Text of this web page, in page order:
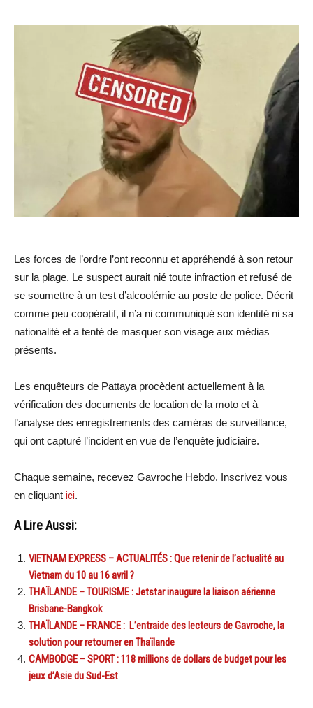
Les forces de l’ordre l’ont reconnu et appréhendé à son retour
sur la plage. Le suspect aurait nié toute infraction et refusé de
se soumettre à un test d’alcoolémie au poste de police. Décrit
comme peu coopératif, il n’a ni communiqué son identité ni sa
nationalité et a tenté de masquer son visage aux médias
présents.
Les enquêteurs de Pattaya procèdent actuellement à la
vérification des documents de location de la moto et à
l’analyse des enregistrements des caméras de surveillance,
qui ont capturé l’incident en vue de l’enquête judiciaire.
Chaque semaine, recevez Gavroche Hebdo. Inscrivez vous
en cliquant ici.
A Lire Aussi:
VIETNAM EXPRESS – ACTUALITÉS : Que retenir de l’actualité au
Vietnam du 10 au 16 avril ?
THAÏLANDE – TOURISME : Jetstar inaugure la liaison aérienne
Brisbane-Bangkok
THAÏLANDE – FRANCE : L’entraide des lecteurs de Gavroche, la
solution pour retourner en Thaïlande
CAMBODGE – SPORT : 118 millions de dollars de budget pour les
jeux d’Asie du Sud-Est